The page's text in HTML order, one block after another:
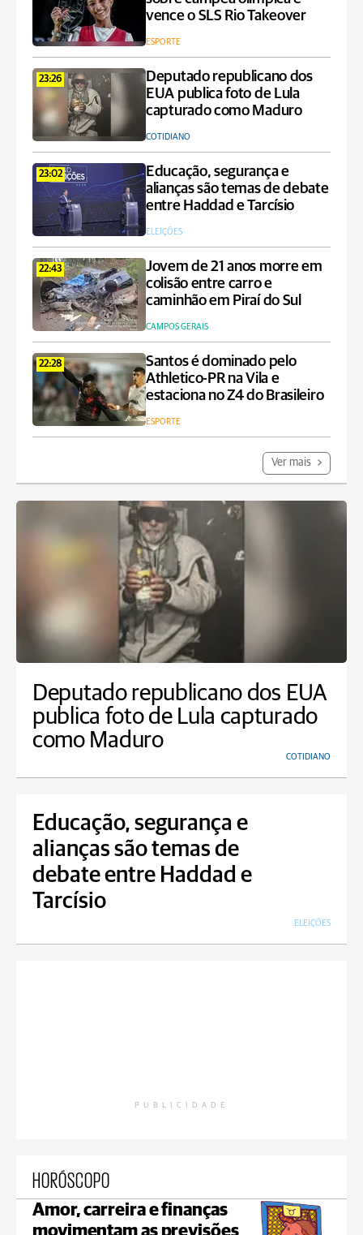
vence o SLS Rio Takeover
ESPORTE
23:26
Deputado republicano dos
EUA publica foto de Lula
capturado como Maduro
COTIDIANO
23:02
Educação, segurança e
alianças são temas de debate
entre Haddad e Tarcísio
ELEIÇÕES
22:43
Jovem de 21 anos morre em
colisão entre carro e
caminhão em Piraí do Sul
CAMPOS GERAIS
22:28
Santos é dominado pelo
Athletico-PR na Vila e
estaciona no Z4 do Brasileiro
ESPORTE
Ver mais
Deputado republicano dos EUA
publica foto de Lula capturado
como Maduro
COTIDIANO
Educação, segurança e
alianças são temas de
debate entre Haddad e
Tarcísio
ELEIÇÕES
PUBLICIDADE
HORÓSCOPO
Amor, carreira e finanças